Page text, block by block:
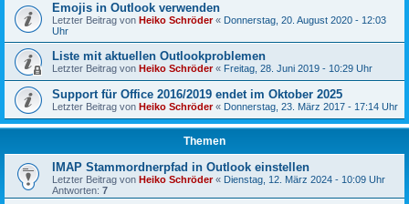
Emojis in Outlook verwenden
Letzter Beitrag von Heiko Schröder« Donnerstag, 20. August 2020 - 12:03
Uhr
Liste mit aktuellen Outlookproblemen
Letzter Beitrag von Heiko Schröder« Freitag, 28. Juni 2019 - 10:29 Uhr
Support für Office 2016/2019 endet im Oktober 2025
Letzter Beitrag von Heiko Schröder« Donnerstag, 23. März 2017 - 17:14 Uhr
Themen
IMAP Stammordnerpfad in Outlook einstellen
Letzter Beitrag von Heiko Schröder« Dienstag, 12. März 2024 - 10:09 Uhr
Antworten: 7